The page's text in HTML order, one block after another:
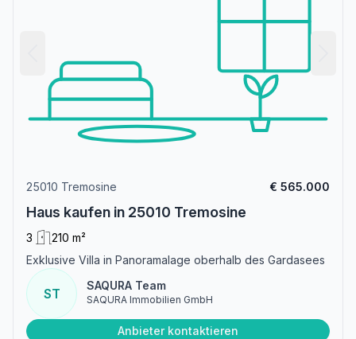
25010 Tremosine € 565.000
Haus kaufen in 25010 Tremosine
3
210 m²
Exklusive Villa in Panoramalage oberhalb des Gardasees
ST
SAQURA Team
SAQURA Immobilien GmbH
Anbieter kontaktieren